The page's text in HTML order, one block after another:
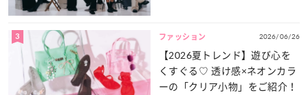
3 ファッション 2026/06/26
【2026夏トレンド】遊び心を
くすぐる♡ 透け感×ネオンカラ
ーの「クリア小物」をご紹介！